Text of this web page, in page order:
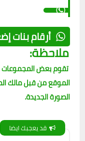
أرقام بنات
ملاحظة:
تقوم بعض المجموعات
الموقع من قبل مالك
الصورة الجديدة.
قد يعجبك ايضا